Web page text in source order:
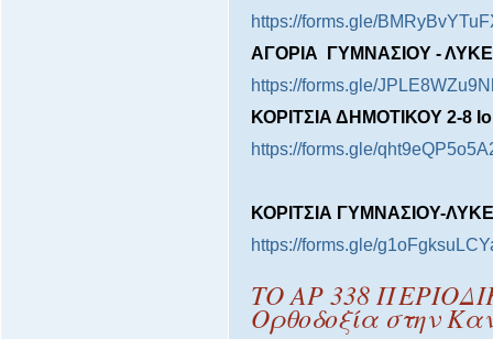
https://forms.gle/
ΑΓΟΡΙΑ ΓΥΜΝΑΣΙΟΥ -
https://forms.gle/
ΚΟΡΙΤΣΙΑ ΔΗΜΟΤΙΚΟΥ 2-8
https://forms.gle/
ΚΟΡΙΤΣΙΑ ΓΥΜΝΑΣΙΟΥ-
https://forms.gle/
ΤΟ ΑΡ 338
Ορθοδοξία στην